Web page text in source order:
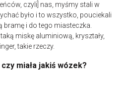
czyli] nas, myśmy stali w
było i to wszystko, pouciekali
bramę i do tego miasteczka.
miskę aluminiową, kryształy,
takie rzeczy.
miała jakiś wózek?